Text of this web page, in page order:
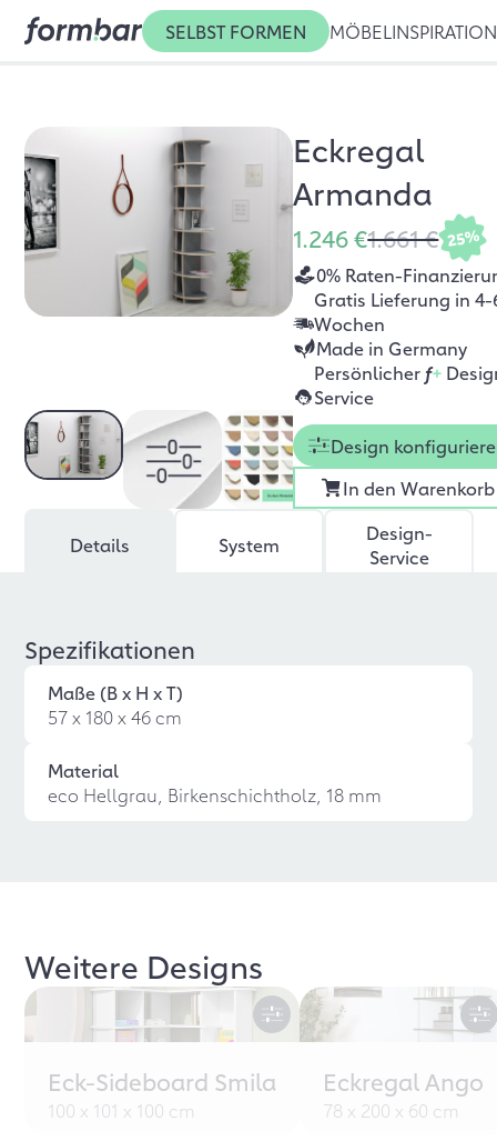
SELBST FORMEN MÖBEL INSPIRATION
Eckregal
Armanda
1.246 €1.661 € 25%
0% Raten-
Gratis Lieferung in 4-
Wochen
Made in Germany
Persönlicher f+
Service
Design
In den Warenkorb
Details System
Design-
Service
Spezifikationen
Maße (B x H x T)
57 x 180 x 46 cm
Material
eco Hellgrau, Birkenschichtholz, 18 mm
Weitere Designs
Eck-Sideboard Smila
100 x 101 x 100 cm
Eckregal Ango
78 x 200 x 60 cm